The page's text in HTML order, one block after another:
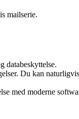
mailserie.
databeskyttelse.
Du kan
med moderne